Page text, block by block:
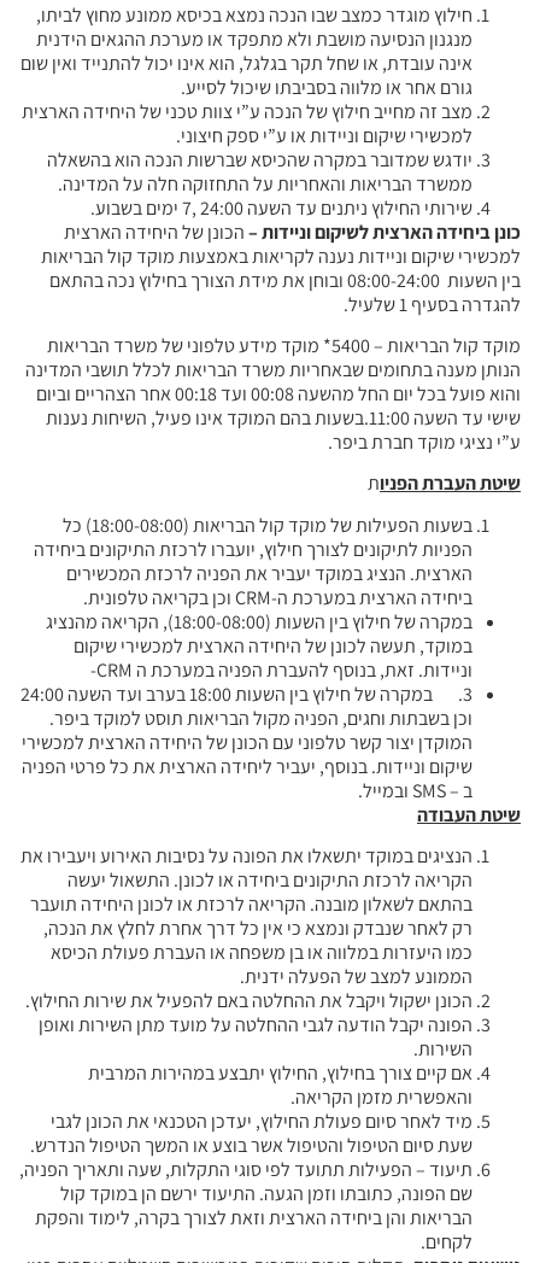
חילוץ מוגדר כמצב שבו הנכה נמצא בכיסא ממונע מחוץ לביתו,
מנגנון הנסיעה מושבת ולא מתפקד או מערכת ההגאים הידנית
אינה עובדת, או שחל תקר בגלגל, הוא אינו יכול להתנייד ואין שום
גורם אחר או מלווה בסביבתו שיכול לסייע.
מצב זה מחייב חילוץ של הנכה ע”י צוות טכני של היחידה הארצית
למכשירי שיקום וניידות או ע”י ספק חיצוני.
יודגש שמדובר במקרה שהכיסא שברשות הנכה הוא בהשאלה
ממשרד הבריאות והאחריות על התחזוקה חלה על המדינה.
שירותי החילוץ ניתנים עד השעה 24:00 ,7 ימים בשבוע.
כונן ביחידה הארצית לשיקום וניידות–הכונן של היחידה הארצית
למכשירי שיקום וניידות נענה לקריאות באמצעות מוקד קול הבריאות
בין השעות 08:00-24:00 ובוחן את מידת הצורך בחילוץ נכה בהתאם
להגדרה בסעיף 1 שלעיל.
מוקד קול הבריאות – 5400* מוקד מידע טלפוני של משרד הבריאות
הנותן מענה בתחומים שבאחריות משרד הבריאות לכלל תושבי המדינה
והוא פועל בכל יום החל מהשעה 00:08 ועד 00:18 אחר הצהריים וביום
שישי עד השעה 11:00.בשעות בהם המוקד אינו פעיל, השיחות נענות
ע”י נציגי מוקד חברת ביפר.
שיטת העברת הפניות
בשעות הפעילות של מוקד קול הבריאות(18:00-08:00)
כל
הפניות לתיקונים לצורך חילוץ, יועברו לרכזת התיקונים ביחידה
הארצית. הנציג במוקד יעביר את הפניה לרכזת המכשירים
ביחידה הארצית במערכת ה-CRM וכן בקריאה טלפונית.
במקרה של חילוץ בין השעות (18:00-08:00), הקריאה מהנציג
במוקד, תעשה לכונן של היחידה הארצית למכשירי שיקום
וניידות. זאת, בנוסף להעברת הפניה במערכת ה CRM-
3. במקרה של חילוץ בין השעות 18:00 בערב ועד השעה 24:00
וכן בשבתות וחגים, הפניה מקול הבריאות תוסט למוקד ביפר.
המוקדן יצור קשר טלפוני עם הכונן של היחידה הארצית למכשירי
שיקום וניידות. בנוסף, יעביר ליחידה הארצית את כל פרטי הפניה
ב – SMS ובמייל.
שיטת העבודה
הנציגים במוקד יתשאלו את הפונה על נסיבות האירוע ויעבירו את
הקריאה לרכזת התיקונים ביחידה או לכונן. התשאול יעשה
בהתאם לשאלון מובנה. הקריאה לרכזת או לכונן היחידה תועבר
רק לאחר שנבדק ונמצא כי אין כל דרך אחרת לחלץ את הנכה,
כמו היעזרות במלווה או בן משפחה או העברת פעולת הכיסא
הממונע למצב של הפעלה ידנית.
הכונן ישקול ויקבל את ההחלטה באם להפעיל את שירות החילוץ.
הפונה יקבל הודעה לגבי ההחלטה על מועד מתן השירות ואופן
השירות.
אם קיים צורך בחילוץ, החילוץ יתבצע במהירות המרבית
והאפשרית מזמן הקריאה.
מיד לאחר סיום פעולת החילוץ, יעדכן הטכנאי את הכונן לגבי
שעת סיום הטיפול והטיפול אשר בוצע או המשך הטיפול הנדרש.
תיעוד – הפעילות תתועד לפי סוגי התקלות, שעה ותאריך הפניה,
שם הפונה, כתובתו וזמן הגעה. התיעוד ירשם הן במוקד קול
הבריאות והן ביחידה הארצית וזאת לצורך בקרה, לימוד והפקת
לקחים.